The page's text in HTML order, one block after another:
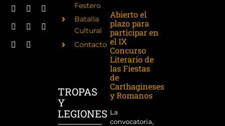
Festero
Batalla
Cultural
Contacto
TROPAS
Y
LEGIONES
Abierto el
plazo para
participar en
el IX
Concurso
Literario de
las Fiestas
de
Carthagineses
y Romanos
La
convocatoria,